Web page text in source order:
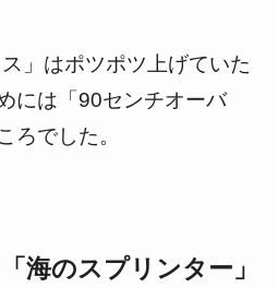
」はポツポツ上げていた
には「90センチオーバ
ろでした。
海のスプリンター」